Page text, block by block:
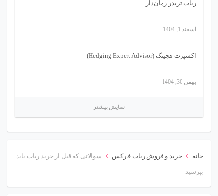
ربات تریدر زمان‌دار
اسفند 1, 1404
اکسپرت هجینگ (Hedging Expert Advisor)
بهمن 30, 1404
نمایش بیشتر
خانه › خرید و فروش ربات فارکس › سوالاتی که قبل از خرید ربات باید
بپرسید